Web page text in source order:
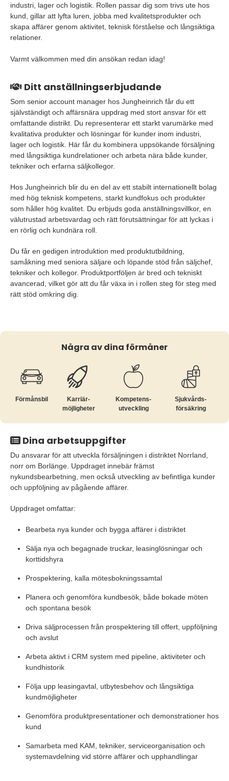
industri, lager och logistik. Rollen passar dig som trivs ute hos
kund, gillar att lyfta luren, jobba med kvalitetsprodukter och
skapa affärer genom aktivitet, teknisk förståelse och långsiktiga
relationer.
Varmt välkommen med din ansökan redan idag!
Ditt anställningserbjudande
Som senior account manager hos Jungheinrich får du ett
självständigt och affärsnära uppdrag med stort ansvar för ett
omfattande distrikt. Du representerar ett starkt varumärke med
kvalitativa produkter och lösningar för kunder inom industri,
lager och logistik. Här får du kombinera uppsökande försäljning
med långsiktiga kundrelationer och arbeta nära både kunder,
tekniker och erfarna säljkollegor.
Hos Jungheinrich blir du en del av ett stabilt internationellt bolag
med hög teknisk kompetens, starkt kundfokus och produkter
som håller hög kvalitet. Du erbjuds goda anställningsvillkor, en
välutrustad arbetsvardag och rätt förutsättningar för att lyckas i
en rörlig och kundnära roll.
Du får en gedigen introduktion med produktutbildning,
samåkning med seniora säljare och löpande stöd från säljchef,
tekniker och kollegor. Produktportföljen är bred och tekniskt
avancerad, vilket gör att du får växa in i rollen steg för steg med
rätt stöd omkring dig.
Några av dina förmåner
Förmånsbil
Karriär­
möjligheter
Kompetens­
utveckling
Sjukvårds­
försäkring
Dina arbetsuppgifter
Du ansvarar för att utveckla försäljningen i distriktet Norrland,
norr om Borlänge. Uppdraget innebär främst
nykundsbearbetning, men också utveckling av befintliga kunder
och uppföljning av pågående affärer.
Uppdraget omfattar:
Bearbeta nya kunder och bygga affärer i distriktet
Sälja nya och begagnade truckar, leasinglösningar och
korttidshyra
Prospektering, kalla mötesbokningssamtal
Planera och genomföra kundbesök, både bokade möten
och spontana besök
Driva säljprocessen från prospektering till offert, uppföljning
och avslut
Arbeta aktivt i CRM system med pipeline, aktiviteter och
kundhistorik
Följa upp leasingavtal, utbytesbehov och långsiktiga
kundmöjligheter
Genomföra produktpresentationer och demonstrationer hos
kund
Samarbeta med KAM, tekniker, serviceorganisation och
systemavdelning vid större affärer och upphandlingar